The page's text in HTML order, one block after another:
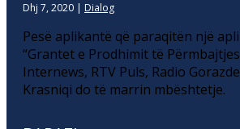
Dhj 7, 2020 | Dialog
Pesë aplikantë që paraqitën një
“Grantet e Prodhimit të
Internews, RTV Puls, Radio
Krasniqi do të marrin mbështetje.